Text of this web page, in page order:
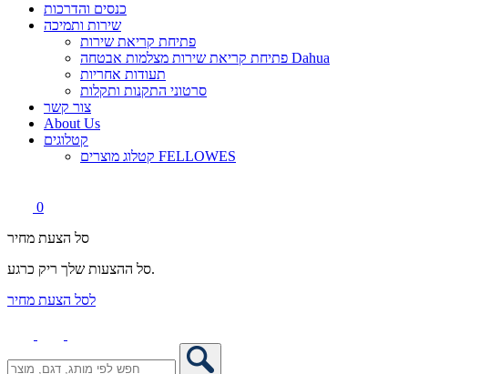
כנסים והדרכות
שירות ותמיכה
פתיחת קריאת שירות
פתיחת קריאת שירות מצלמות אבטחה Dahua
תעודות אחריות
סרטוני התקנות ותקלות
צור קשר
About Us
קטלוגים
קטלוג מוצרים FELLOWES
0
סל הצעת מחיר
סל ההצעות שלך ריק כרגע.
לסל הצעת מחיר